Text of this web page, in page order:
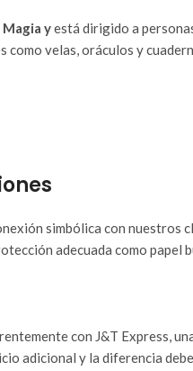
yestá dirigido a
como velas, oráculos y
simbólica con
adecuada como
con J&T Express,
adicional y la diferencia